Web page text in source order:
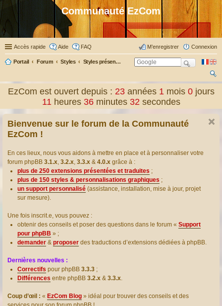
Communauté EzCom
Accès rapide Aide FAQ Connexion
M’enregistrer
Portail Forum Styles Styles présentés & traduits
er
EzCom est ouvert depuis : 23 années1 mois0 jours
11 heures36 minutes33 secondes
Bienvenue sur le forum de la Communauté
EzCom !
En ces lieux, nous vous aidons à mettre en place et à personnaliser votre
forum phpBB 3.1.x, 3.2.x, 3.3.x & 4.0.x grâce à :
plus de 250 extensions présentées et traduites ;
plus de 150 styles & personnalisations graphiques ;
un support personnalisé (assistance, installation, mise à jour, projet
sur mesure).
Une fois inscrit.e, vous pouvez :
obtenir des conseils et poser des questions dans le forum « Support
pour phpBB » ;
demander & proposer des traductions d’extensions dédiées à phpBB.
Dernières nouvelles :
Correctifs pour phpBB 3.3.3 ;
Différences entre phpBB 3.2.x & 3.3.x.
Coup d’œil : « EzCom Blog » idéal pour trouver des conseils et des